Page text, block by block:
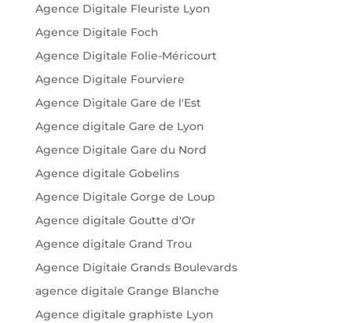
Agence Digitale Fleuriste Lyon
Agence Digitale Foch
Agence Digitale Folie-Méricourt
Agence Digitale Fourviere
Agence Digitale Gare de l'Est
Agence digitale Gare de Lyon
Agence Digitale Gare du Nord
Agence digitale Gobelins
Agence Digitale Gorge de Loup
Agence digitale Goutte d'Or
Agence digitale Grand Trou
Agence Digitale Grands Boulevards
agence digitale Grange Blanche
Agence digitale graphiste Lyon